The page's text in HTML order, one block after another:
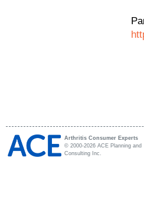
Arthritis Consumer Experts
© 2000-2026 ACE Planning and
Consulting Inc.